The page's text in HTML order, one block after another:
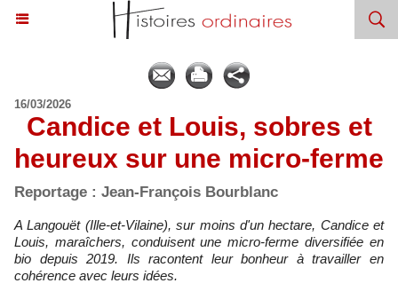
16/03/2026
Candice et Louis, sobres et
heureux sur une micro-ferme
Reportage : Jean-François Bourblanc
A Langouët (Ille-et-Vilaine), sur moins d'un hectare, Candice et
Louis, maraîchers, conduisent une micro-ferme diversifiée en
bio depuis 2019. Ils racontent leur bonheur à travailler en
cohérence avec leurs idées.